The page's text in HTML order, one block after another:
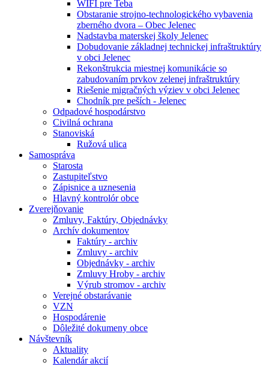
WIFI pre Teba
Obstaranie strojno-technologického vybavenia
zberného dvora – Obec Jelenec
Nadstavba materskej školy Jelenec
Dobudovanie základnej technickej infraštruktúry
v obci Jelenec
Rekonštrukcia miestnej komunikácie so
zabudovaním prvkov zelenej infraštruktúry
Riešenie migračných výziev v obci Jelenec
Chodník pre peších - Jelenec
Odpadové hospodárstvo
Civilná ochrana
Stanoviská
Ružová ulica
Samospráva
Starosta
Zastupiteľstvo
Zápisnice a uznesenia
Hlavný kontrolór obce
Zverejňovanie
Zmluvy, Faktúry, Objednávky
Archív dokumentov
Faktúry - archiv
Zmluvy - archiv
Objednávky - archiv
Zmluvy Hroby - archiv
Výrub stromov - archiv
Verejné obstarávanie
VZN
Hospodárenie
Dôležité dokumeny obce
Návštevník
Aktuality
Kalendár akcií